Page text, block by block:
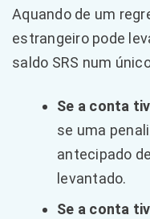
Aquando de um
estrangeiro pode
saldo SRS num
Se a conta
se uma
antecipado
levantado.
Se a conta